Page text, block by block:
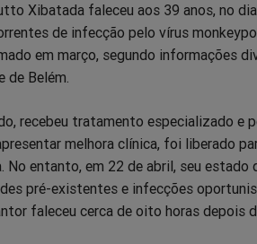
no
Telegram
no
Gettr
Xibatada faleceu aos 39 anos, no
de infecção pelo vírus
em março, segundo informações
de Belém.
recebeu tratamento especializado e
melhora clínica, foi liberado
No entanto, em 22 de abril, seu estado
pré-existentes e infecções
faleceu cerca de oito horas depois